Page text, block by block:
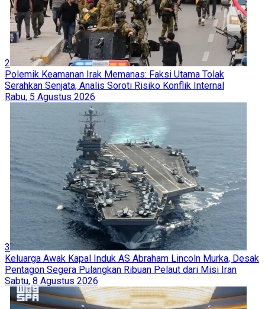
2
Polemik Keamanan Irak Memanas: Faksi Utama Tolak
Serahkan Senjata, Analis Soroti Risiko Konflik Internal
Rabu, 5 Agustus 2026
3
Keluarga Awak Kapal Induk AS Abraham Lincoln Murka, Desak
Pentagon Segera Pulangkan Ribuan Pelaut dari Misi Iran
Sabtu, 8 Agustus 2026